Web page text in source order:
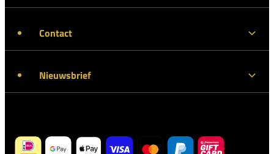
Contact
Nieuwsbrief